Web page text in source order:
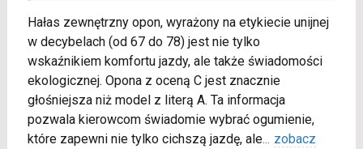
Hałas zewnętrzny opon, wyrażony na etykiecie unijnej
w decybelach (od 67 do 78) jest nie tylko
wskaźnikiem komfortu jazdy, ale także świadomości
ekologicznej. Opona z oceną C jest znacznie
głośniejsza niż model z literą A. Ta informacja
pozwala kierowcom świadomie wybrać ogumienie,
które zapewni nie tylko cichszą jazdę, ale... zobacz